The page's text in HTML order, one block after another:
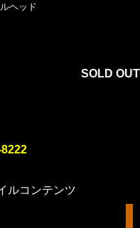
ヘッド
SOLD OUT
ルコンテンツ